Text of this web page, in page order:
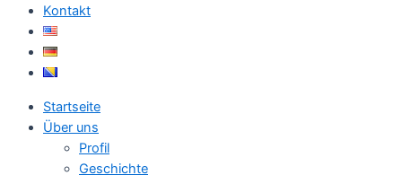
Kontakt
Startseite
Über uns
Profil
Geschichte